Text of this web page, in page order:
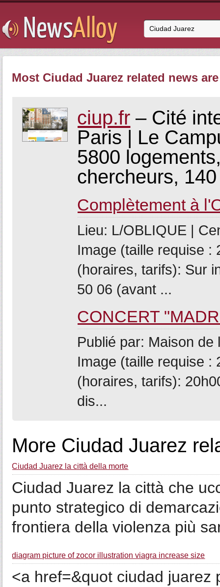
Most Ciudad Juarez related news
ciup.fr – Cité
Paris | Le
5800
chercheurs,
Complètement à
Lieu: L/OBLIQUE |
Image (taille requise :
(horaires, tarifs): Sur
50 06 (avant ...
CONCERT
Publié par: Maison
Image (taille requise :
(horaires, tarifs):
dis...
More Ciudad Juarez
Ciudad Juarez la città della morte
Ciudad Juarez la città che
punto strategico di
frontiera della violenza più
diagram picture of zocor illustration viagra increase size
<a href=&quot ciudad juarez